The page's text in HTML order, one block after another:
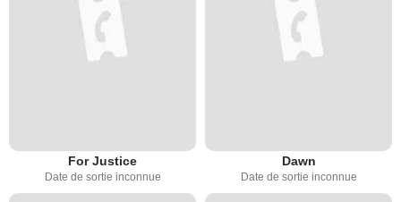
For Justice
Date de sortie inconnue
Dawn
Date de sortie inconnue